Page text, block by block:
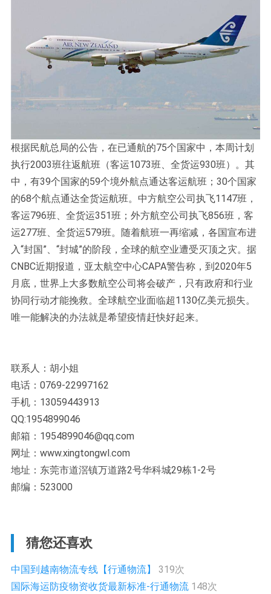
根据民航总局的公告，在已通航的75个国家中，本周计划
执行2003班往返航班（客运1073班、全货运930班）。其
中，有39个国家的59个境外航点通达客运航班；30个国家
的68个航点通达全货运航班。中方航空公司执飞1147班，
客运796班、全货运351班；外方航空公司执飞856班，客
运277班、全货运579班。随着航班一再缩减，各国宣布进
入“封国”、“封城”的阶段，全球的航空业遭受灭顶之灾。据
CNBC近期报道，亚太航空中心CAPA警告称，到2020年5
月底，世界上大多数航空公司将会破产，只有政府和行业
协同行动才能挽救。全球航空业面临超1130亿美元损失。
唯一能解决的办法就是希望疫情赶快好起来。
联系人：胡小姐
电话：0769-22997162
手机：13059443913
QQ:1954899046
邮箱：1954899046@qq.com
网址：www.xingtongwl.com
地址：东莞市道滘镇万道路2号华科城29栋1-2号
邮编：523000
猜您还喜欢
中国到越南物流专线【行通物流】 319次
国际海运防疫物资收货最新标准-行通物流 148次